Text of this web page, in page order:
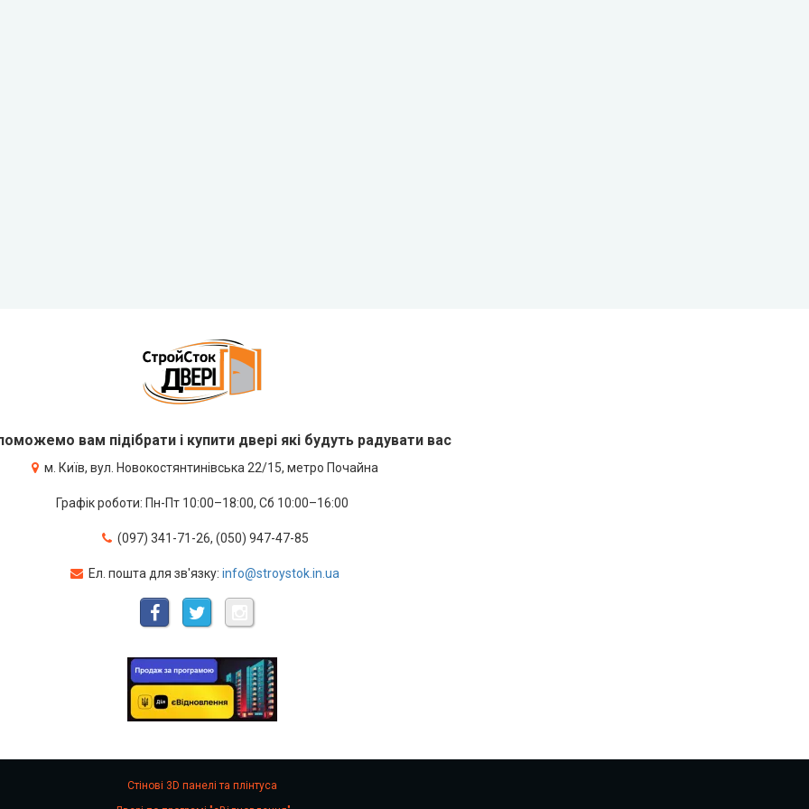
вам підібрати і купити двері які будуть радувати вас
м. Київ, вул. Новокостянтинівська 22/15, метро Почайна
Графік роботи: Пн-Пт 10:00–18:00, Сб 10:00–16:00
(097) 341-71-26, (050) 947-47-85
Ел. пошта для зв'язку: info@stroystok.in.ua
Стінові 3D панелі та плінтуса